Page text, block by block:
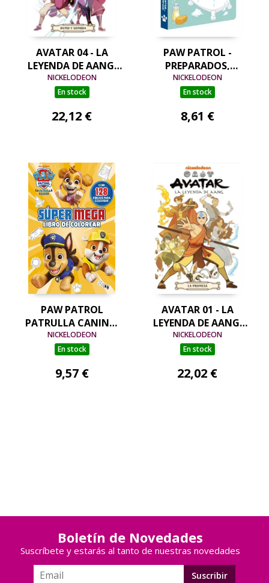
AVATAR 04 - LA
LEYENDA DE AANG.
HUMO Y SOMBRA -
EDICIÓN EN ESPAÑOL
NICKELODEON
En stock
22,12 €
PAW PATROL -
PREPARADOS,
LISTOS... ¡YA
ESTAMOS LIMPIOS!
NICKELODEON
En stock
8,61 €
PAW PATROL
PATRULLA CANINA.
ACTIVIDADES - SÚPER
MEGA LIBRO DE
NICKELODEON
En stock
9,57 €
AVATAR 01 - LA
LEYENDA DE AANG.
LA PROMESA
NICKELODEON
En stock
22,02 €
Boletín de Novedades
Suscríbete y estarás al tanto de nuestras novedades